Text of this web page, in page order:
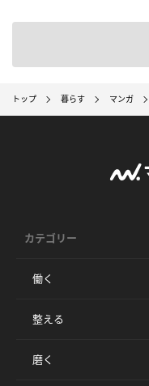
トップ 暮らす マンガ
カテゴリー
働く
整える
磨く